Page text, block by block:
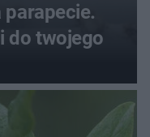
parapecie.
do twojego